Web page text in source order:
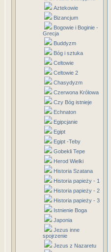
Aztekowie
Bizancjum
Bogowie i Boginie -
Grecja
Buddyzm
Bóg i sztuka
Celtowie
Celtowie 2
Chasydyzm
Czerwona Królowa
Czy Bóg istnieje
Echnaton
Egipcjanie
Egipt
Egipt -Teby
Gobekli Tepe
Herod Wielki
Historia Szatana
Historia papieży - 1
Historia papieży - 2
Historia papieży - 3
Istnienie Boga
Japonia
Jezus inne
spojrzenie
Jezus z Nazaretu